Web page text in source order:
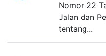
Nomor 22
Jalan dan
tentang...